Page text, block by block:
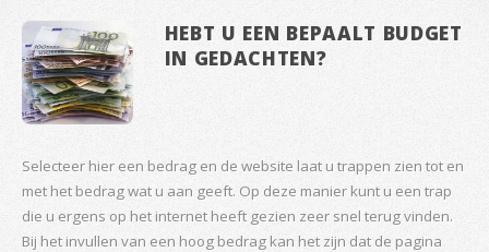
HEBT U EEN BEPAALT BUDGET
IN GEDACHTEN?
Selecteer hier een bedrag en de website laat u trappen zien tot en
met het bedrag wat u aan geeft. Op deze manier kunt u een trap
die u ergens op het internet heeft gezien zeer snel terug vinden.
Bij het invullen van een hoog bedrag kan het zijn dat de pagina